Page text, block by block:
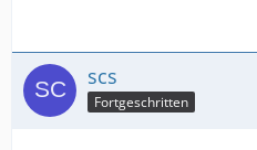
scs
Fortgeschritten